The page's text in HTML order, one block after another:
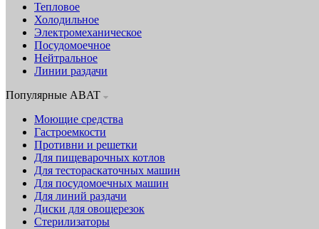
Тепловое
Холодильное
Электромеханическое
Посудомоечное
Нейтральное
Линии раздачи
Популярные ABAT
Моющие средства
Гастроемкости
Противни и решетки
Для пищеварочных котлов
Для тестораскаточных машин
Для посудомоечных машин
Для линий раздачи
Диски для овощерезок
Стерилизаторы